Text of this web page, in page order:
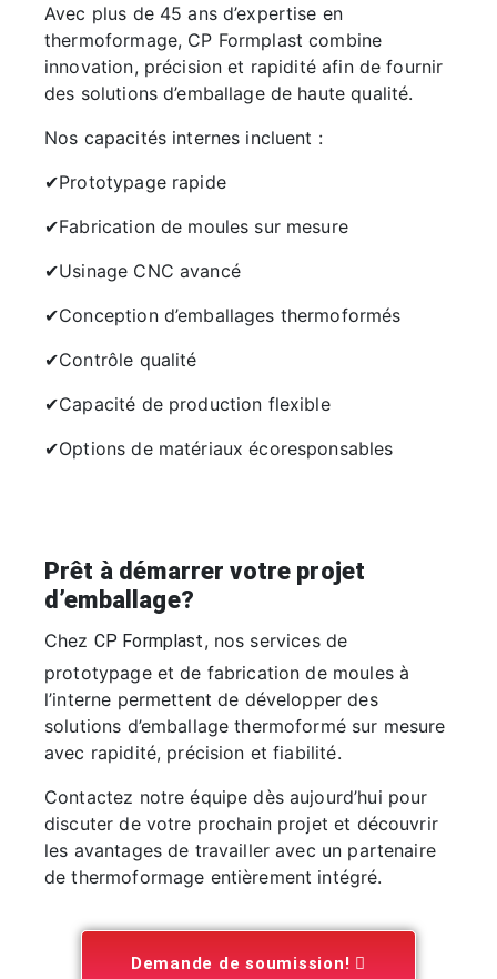
Avec plus de 45 ans d’expertise en
thermoformage, CP Formplast combine
innovation, précision et rapidité afin de fournir
des solutions d’emballage de haute qualité.
Nos capacités internes incluent :
✔Prototypage rapide
✔Fabrication de moules sur mesure
✔Usinage CNC avancé
✔Conception d’emballages thermoformés
✔Contrôle qualité
✔Capacité de production flexible
✔Options de matériaux écoresponsables
Prêt à démarrer votre projet
d’emballage?
Chez CP Formplast, nos services de
prototypage et de fabrication de moules à
l’interne permettent de développer des
solutions d’emballage thermoformé sur mesure
avec rapidité, précision et fiabilité.
Contactez notre équipe dès aujourd’hui pour
discuter de votre prochain projet et découvrir
les avantages de travailler avec un partenaire
de thermoformage entièrement intégré.
Demande de soumission!